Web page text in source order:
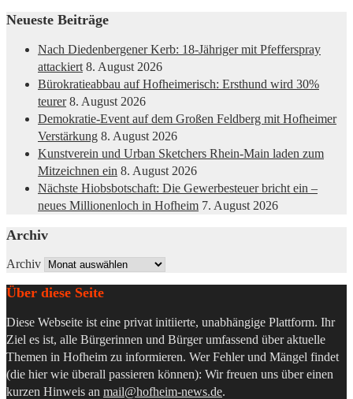
Neueste Beiträge
Nach Diedenbergener Kerb: 18-Jähriger mit Pfefferspray
attackiert 8. August 2026
Bürokratieabbau auf Hofheimerisch: Ersthund wird 30%
teurer 8. August 2026
Demokratie-Event auf dem Großen Feldberg mit Hofheimer
Verstärkung 8. August 2026
Kunstverein und Urban Sketchers Rhein-Main laden zum
Mitzeichnen ein 8. August 2026
Nächste Hiobsbotschaft: Die Gewerbesteuer bricht ein –
neues Millionenloch in Hofheim 7. August 2026
Archiv
Archiv
Über diese Seite
Diese Webseite ist eine privat initiierte, unabhängige Plattform. Ihr
Ziel es ist, alle Bürgerinnen und Bürger umfassend über aktuelle
Themen in Hofheim zu informieren. Wer Fehler und Mängel findet
(die hier wie überall passieren können): Wir freuen uns über einen
kurzen Hinweis an mail@hofheim-news.de.